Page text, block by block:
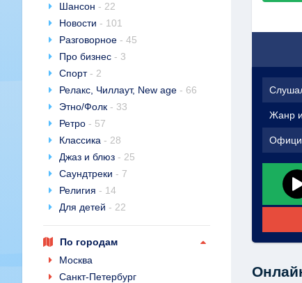
Шансон - 22
Новости - 101
Разговорное - 45
Про бизнес - 3
Спорт- 2
Релакс, Чиллаут, New age - 66
Этно/Фолк - 33
Ретро - 57
Классика - 28
Джаз и блюз - 25
Саундтреки - 7
Религия - 14
Для детей - 22
По городам
Москва
Санкт-Петербург
Жанр и